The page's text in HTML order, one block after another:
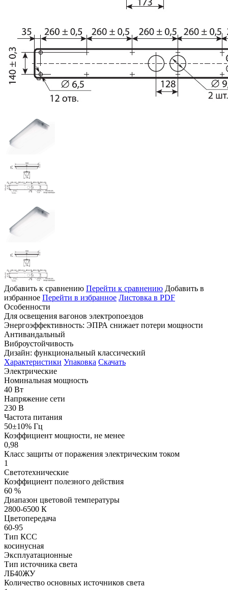
Добавить к сравнению Перейти к сравнению Добавить в
избранное Перейти в избранное Листовка в PDF
Особенности
Для освещения вагонов электропоездов
Энергоэффективность: ЭПРА снижает потери мощности
Антивандальный
Виброустойчивость
Дизайн: функциональный клаcсический
Характеристики Упаковка Скачать
Электрические
Номинальная мощность
40 Вт
Напряжение сети
230 В
Частота питания
50±10% Гц
Коэффициент мощности, не менее
0,98
Класс защиты от поражения электрическим током
1
Светотехнические
Коэффициент полезного действия
60 %
Диапазон цветовой температуры
2800-6500 К
Цветопередача
60-95
Тип КСС
косинусная
Эксплуатационные
Тип источника света
ЛБ40ЖУ
Количество основных источников света